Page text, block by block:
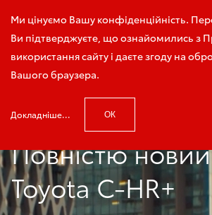
Ми цінуємо Вашу конфіденційність.
Ви підтверджуєте, що ознайомились з
використання сайту і даєте згоду на
Вашого браузера.
Докладніше... ОК
Зателефонуйте мені
Модельний ряд
Повністю новий
Toyota C-HR+